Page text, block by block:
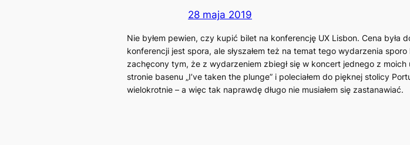
28 maja 2019
Nie byłem pewien, czy kupić bilet na konferencję UX Lisbon. Cena była
konferencji jest spora, ale słyszałem też na temat tego wydarzenia
zachęcony tym, że z wydarzeniem zbiegł się w koncert jednego z
stronie basenu „I’ve taken the plunge” i poleciałem do pięknej stolicy
wielokrotnie – a więc tak naprawdę długo nie musiałem się zastanawiać.